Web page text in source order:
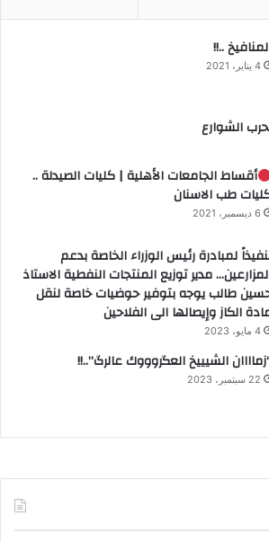
..!!
4 يناير، 2021
الشوارع
أقساط الجامعات الأهلية | كليات الصيدلة ..
طب الاسنان
6 ديسمبر، 2021
لمبادرة رئيس الوزراء الخاصة بدعم
مدير توزيع المنتجات النفطية الاستاذ
طالب يوجه بتوفير حوضيات خاصة لنقل
الكاز وإيصالها الى الفلاحين
4 مايو، 2023
الشيييخ العگروووك عالرگ”..!!
22 سبتمبر، 2023